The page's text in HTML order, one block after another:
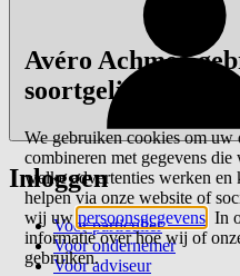
Inloggen
Voor particulier
Voor ondernemer
Voor adviseur
Avéro Achmea
soortgelijke
We gebruiken cookies om uw
combineren met gegevens
welke advertenties werken
helpen via onze website of
wij uwpersoonsgegevens . In
informatie over hoe wij of
gebruiken.